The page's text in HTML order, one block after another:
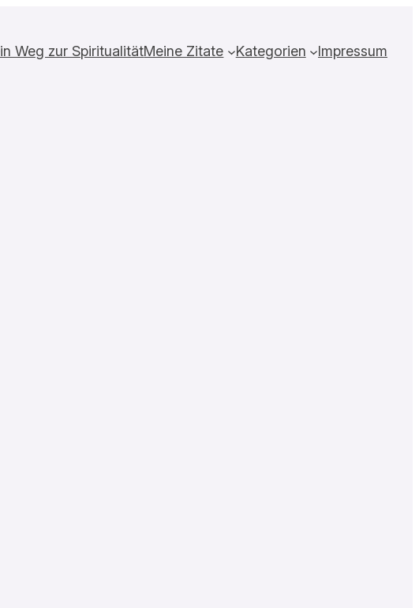
Weg zur SpiritualitätMeine Zitate Kategorien Impressum